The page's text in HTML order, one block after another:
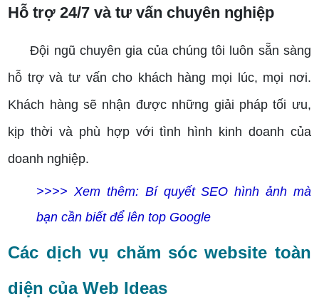
Hỗ trợ 24/7 và tư vấn chuyên nghiệp
Đội ngũ chuyên gia của chúng tôi luôn sẵn sàng
hỗ trợ và tư vấn cho khách hàng mọi lúc, mọi nơi.
Khách hàng sẽ nhận được những giải pháp tối ưu,
kịp thời và phù hợp với tình hình kinh doanh của
doanh nghiệp.
>>>> Xem thêm: Bí quyết SEO hình ảnh mà
bạn cần biết để lên top Google
Các dịch vụ chăm sóc website toàn
diện của Web Ideas